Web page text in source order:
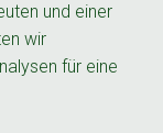
und einer
wir
für eine